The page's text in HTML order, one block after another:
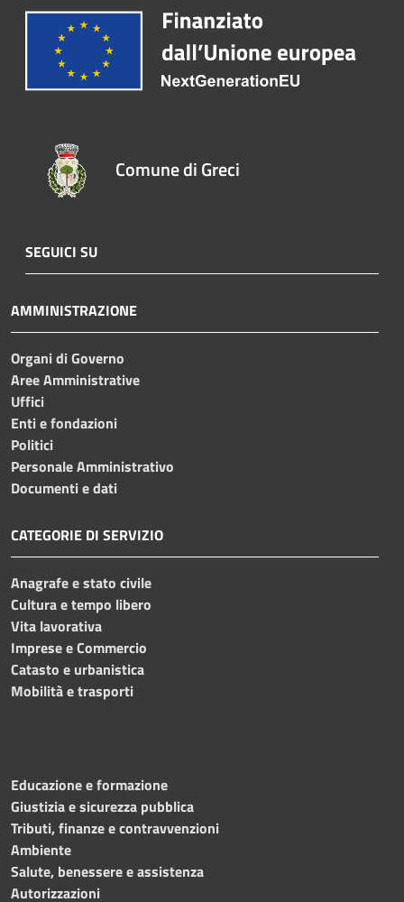
Comune di Greci
SEGUICI SU
AMMINISTRAZIONE
Organi di Governo
Aree Amministrative
Uffici
Enti e fondazioni
Politici
Personale Amministrativo
Documenti e dati
CATEGORIE DI SERVIZIO
Anagrafe e stato civile
Cultura e tempo libero
Vita lavorativa
Imprese e Commercio
Catasto e urbanistica
Mobilità e trasporti
Educazione e formazione
Giustizia e sicurezza pubblica
Tributi, finanze e contravvenzioni
Ambiente
Salute, benessere e assistenza
Autorizzazioni